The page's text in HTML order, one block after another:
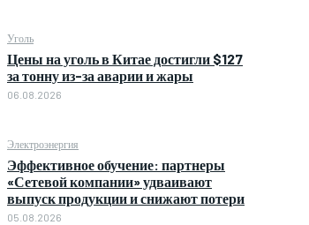
Уголь
Цены на уголь в Китае достигли $127
за тонну из-за аварии и жары
06.08.2026
Электроэнергия
Эффективное обучение: партнеры
«Сетевой компании» удваивают
выпуск продукции и снижают потери
05.08.2026